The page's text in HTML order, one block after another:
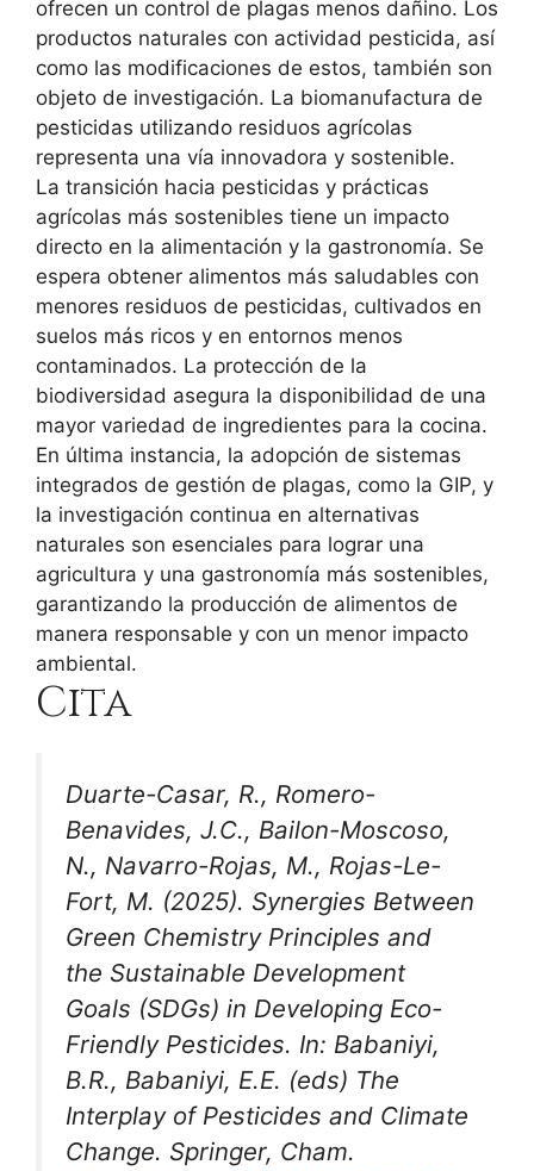
ofrecen un control de plagas menos dañino. Los
productos naturales con actividad pesticida, así
como las modificaciones de estos, también son
objeto de investigación. La biomanufactura de
pesticidas utilizando residuos agrícolas
representa una vía innovadora y sostenible.
La transición hacia pesticidas y prácticas
agrícolas más sostenibles tiene un impacto
directo en la alimentación y la gastronomía. Se
espera obtener alimentos más saludables con
menores residuos de pesticidas, cultivados en
suelos más ricos y en entornos menos
contaminados. La protección de la
biodiversidad asegura la disponibilidad de una
mayor variedad de ingredientes para la cocina.
En última instancia, la adopción de sistemas
integrados de gestión de plagas, como la GIP, y
la investigación continua en alternativas
naturales son esenciales para lograr una
agricultura y una gastronomía más sostenibles,
garantizando la producción de alimentos de
manera responsable y con un menor impacto
ambiental.
Cita
Duarte-Casar, R., Romero-
Benavides, J.C., Bailon-Moscoso,
N., Navarro-Rojas, M., Rojas-Le-
Fort, M. (2025). Synergies Between
Green Chemistry Principles and
the Sustainable Development
Goals (SDGs) in Developing Eco-
Friendly Pesticides. In: Babaniyi,
B.R., Babaniyi, E.E. (eds) The
Interplay of Pesticides and Climate
Change. Springer, Cham.